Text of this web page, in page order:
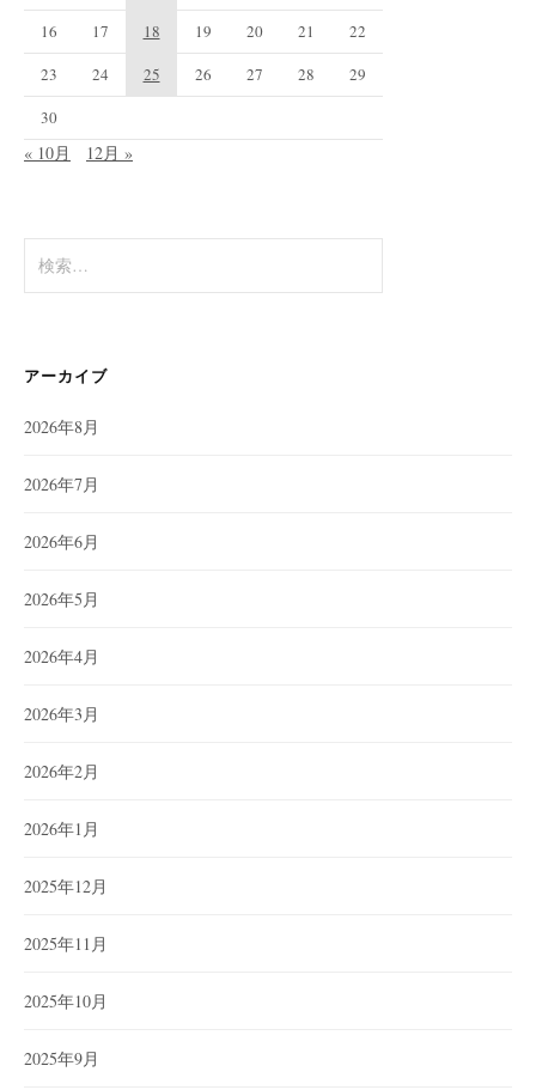
16
17 18 19 20 21
22
23
24 25 26 27 28
29
30
« 10月 12月 »
索:
アーカイブ
2026年8月
2026年7月
2026年6月
2026年5月
2026年4月
2026年3月
2026年2月
2026年1月
2025年12月
2025年11月
2025年10月
2025年9月